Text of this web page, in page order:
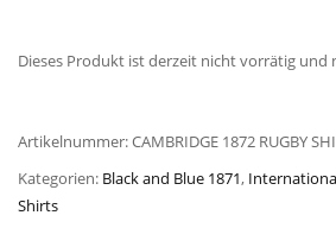
Dieses Produkt ist derzeit nicht vorrätig und
Artikelnummer:CAMBRIDGE 1872 RUGBY
Kategorien: Black and Blue 1871,
Shirts